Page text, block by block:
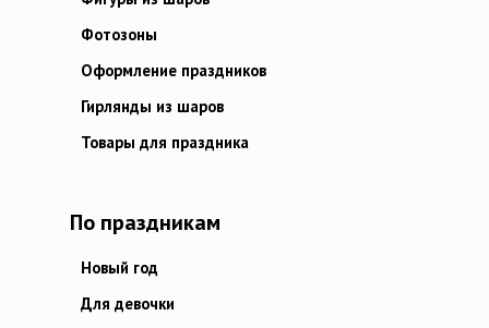
Фотозоны
Оформление праздников
Гирлянды из шаров
Товары для праздника
По праздникам
Новый год
Для девочки